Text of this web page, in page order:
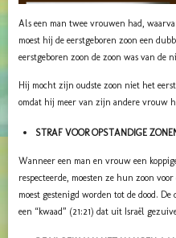
Als een man twee vrouwen had,
moest hij de eerstgeboren zoon een
eerstgeboren zoon de zoon was van de
Hij mocht zijn oudste zoon niet het
omdat hij meer van zijn andere vrouw
STRAF VOOR OPSTANDIGE
Wanneer een man en vrouw een
respecteerde, moesten ze hun zoon
moest gestenigd worden tot de dood.
een “kwaad” (21:21) dat uit Israël